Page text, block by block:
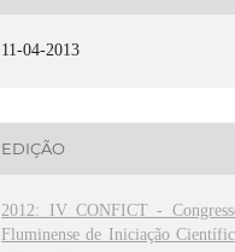
11-04-2013
EDIÇÃO
2012: IV CONFICT -
Fluminense de Iniciação